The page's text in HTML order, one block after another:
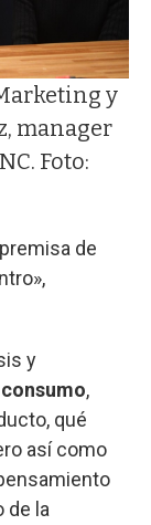
y
manager
Foto:
de
y
,
qué
así como
de la